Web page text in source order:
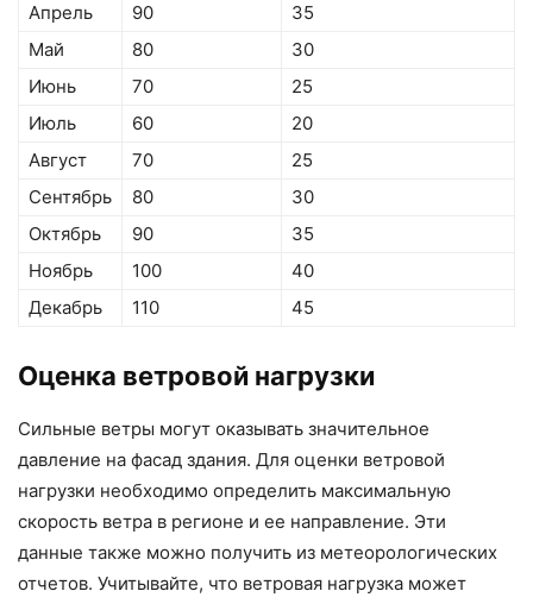
Апрель
90
35
Май
80
30
Июнь
70
25
Июль
60
20
Август
70
25
Сентябрь
80
30
Октябрь
90
35
Ноябрь
100
40
Декабрь
110 45
Оценка ветровой нагрузки
Сильные ветры могут оказывать значительное
давление на фасад здания. Для оценки ветровой
нагрузки необходимо определить максимальную
скорость ветра в регионе и ее направление. Эти
данные также можно получить из метеорологических
отчетов. Учитывайте, что ветровая нагрузка может